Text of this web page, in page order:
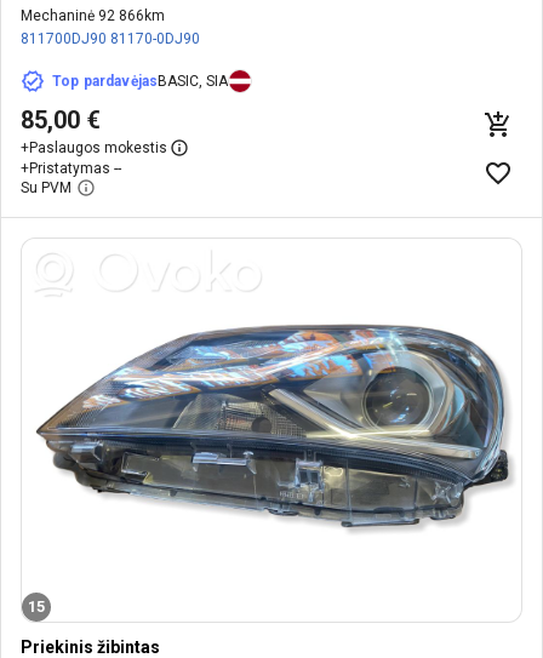
Mechaninė 92 866km
811700DJ90 81170-0DJ90
Top pardavėjasBASIC, SIA
85,00 €
+Paslaugos mokestis
+Pristatymas --
Su PVM
15
Priekinis žibintas